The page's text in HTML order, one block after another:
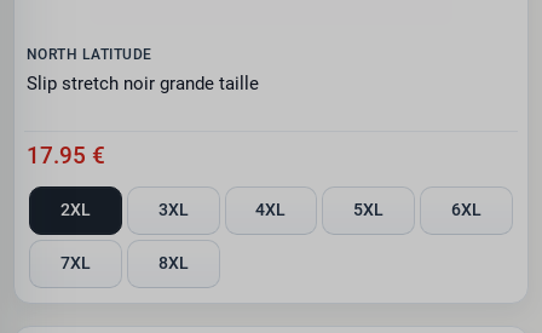
NORTH LATITUDE
Slip stretch noir grande taille
17.95 €
2XL 3XL 4XL 5XL 6XL
7XL 8XL